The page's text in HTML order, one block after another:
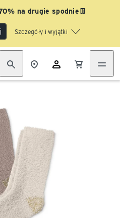
na drugie spodnie👖
Szczegóły i wyjątki